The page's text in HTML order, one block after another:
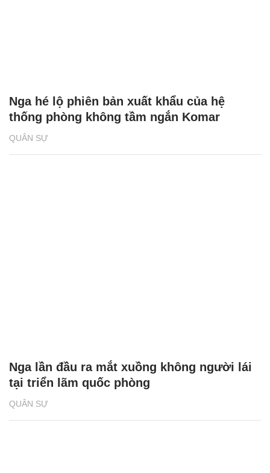
QUÂN SỰ
Nga hé lộ phiên bản xuất khẩu của hệ
thống phòng không tầm ngắn Komar
QUÂN SỰ
Nga lần đầu ra mắt xuồng không người lái
tại triển lãm quốc phòng